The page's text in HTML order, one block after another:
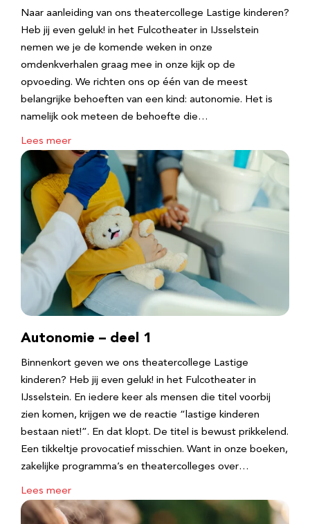
Naar aanleiding van ons theatercollege Lastige kinderen?
Heb jij even geluk! in het Fulcotheater in IJsselstein
nemen we je de komende weken in onze
omdenkverhalen graag mee in onze kijk op de
opvoeding. We richten ons op één van de meest
belangrijke behoeften van een kind: autonomie. Het is
namelijk ook meteen de behoefte die…
Lees meer
Autonomie – deel 1
Binnenkort geven we ons theatercollege Lastige
kinderen? Heb jij even geluk! in het Fulcotheater in
IJsselstein. En iedere keer als mensen die titel voorbij
zien komen, krijgen we de reactie “lastige kinderen
bestaan niet!”. En dat klopt. De titel is bewust prikkelend.
Een tikkeltje provocatief misschien. Want in onze boeken,
zakelijke programma’s en theatercolleges over…
Lees meer